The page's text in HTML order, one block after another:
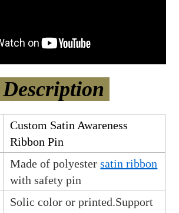
Custom Satin Awareness
Ribbon Pin
Made of polyestersatin ribbon
with safety pin
Solic color or printed.Support